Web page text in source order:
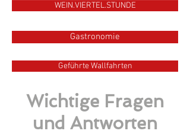
WEIN.VIERTEL.STUNDE
Gastronomie
Geführte Wallfahrten
Wichtige Fragen
und Antworten